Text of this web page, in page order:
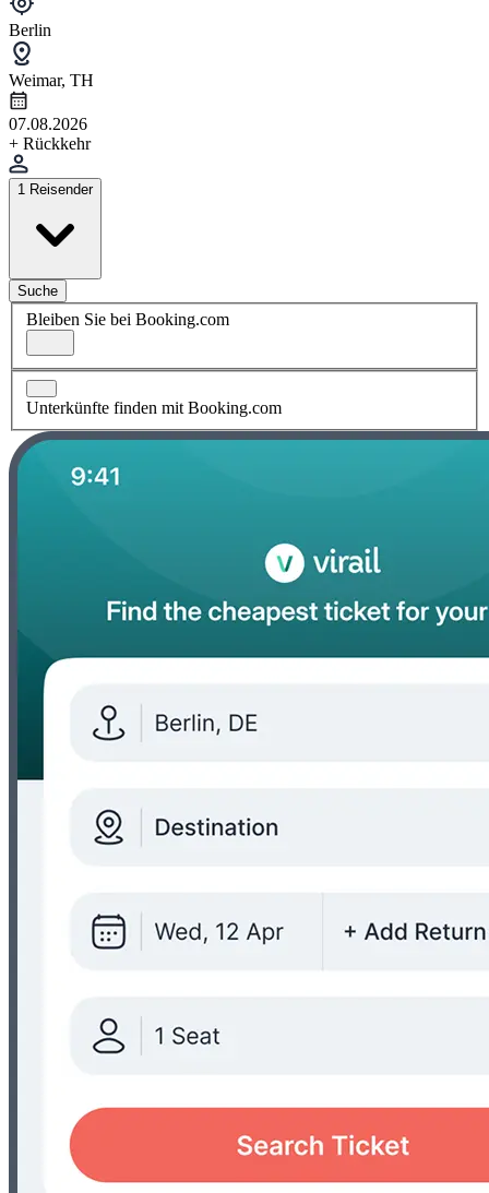
Berlin
Weimar, TH
07.08.2026
+ Rückkehr
1 Reisender
Suche
Bleiben Sie bei Booking.com
Unterkünfte finden mit Booking.com